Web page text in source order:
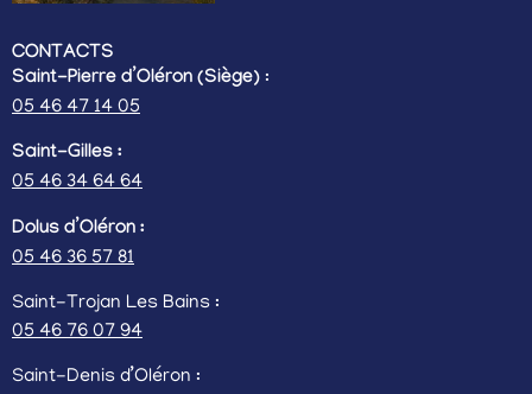
CONTACTS
Saint-Pierre d’Oléron (Siège) :
05 46 47 14 05
Saint-Gilles :
05 46 34 64 64
Dolus d’Oléron :
05 46 36 57 81
Saint-Trojan Les Bains :
05 46 76 07 94
Saint-Denis d’Oléron :